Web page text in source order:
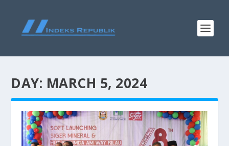
DAY: MARCH 5, 2024